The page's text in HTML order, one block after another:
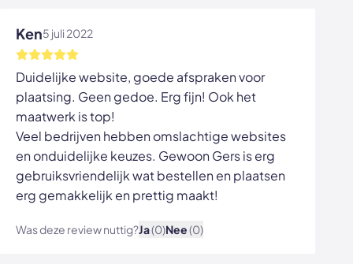
Ken5 juli 2022
Duidelijke website, goede afspraken voor
plaatsing. Geen gedoe. Erg fijn! Ook het
maatwerk is top!
Veel bedrijven hebben omslachtige websites
en onduidelijke keuzes. Gewoon Gers is erg
gebruiksvriendelijk wat bestellen en plaatsen
erg gemakkelijk en prettig maakt!
Was deze review nuttig?Ja(0)Nee(0)